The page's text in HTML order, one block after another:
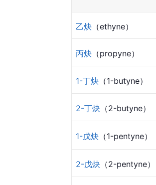
乙炔 （ethyne）
丙炔 （propyne）
1-丁炔 （1-butyne）
2-丁炔 （2-butyne）
1-戊炔 （1-pentyne）
2-戊炔 （2-pentyne）